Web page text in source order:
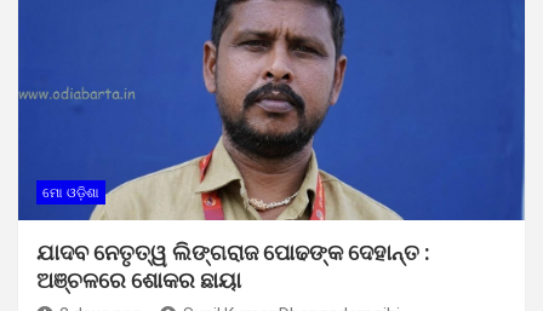
ମୋ ଓଡ଼ିଶା
ଯାଦବ ନେତୃତ୍ୱ ଲିଙ୍ଗରାଜ ପୋଢଙ୍କ ଦେହାନ୍ତ :
ଅଞ୍ଚଳରେ ଶୋକର ଛାୟା